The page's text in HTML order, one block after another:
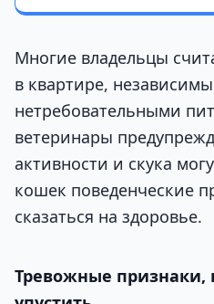
Многие владельцы
в квартире,
нетребовательными
ветеринары
активности и скука
кошек поведенческие
сказаться на здоровье.
Тревожные признаки,